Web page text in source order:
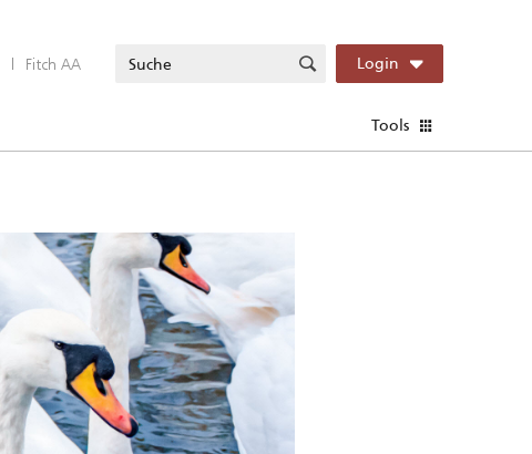
| Fitch AA Login
Tools